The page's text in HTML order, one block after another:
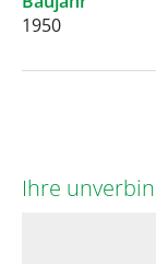
1950
Ihre